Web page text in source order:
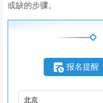
或缺的步骤。
报名提醒